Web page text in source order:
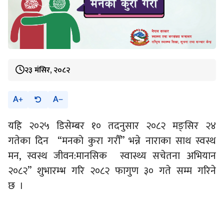
२३ मंसिर, २०८२
A A
यहि २०२५ डिसेम्बर १० तदनुसार २०८२ मङ्सिर २४
गतेका दिन “मनको कुरा गरौँ” भन्ने नाराका साथ स्वस्थ
मन, स्वस्थ जीवन:मानसिक स्वास्थ्य सचेतना अभियान
२०८२” शुभारम्भ गरि २०८२ फागुण ३० गते सम्म गरिने
छ ।